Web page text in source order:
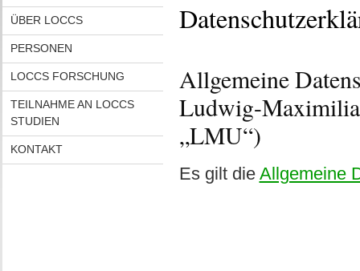
ÜBER LOCCS
PERSONEN
LOCCS FORSCHUNG
TEILNAHME AN LOCCS
STUDIEN
KONTAKT
Allgemeine
Ludwig-
„LMU“)
Es gilt die Allgemeine